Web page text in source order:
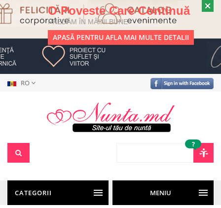
O Poveste Care Continuă
PREDĂM ÎN MÂINI BUNE
APASĂ PENTRU AFLA MAI MULTE DETALII
RO
?
CATEGORII MENIU